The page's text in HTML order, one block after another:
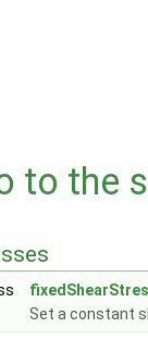
to the
Set a constant